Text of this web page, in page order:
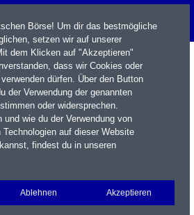
Portfolio Login
Börse! Um dir das bestmögliche
setzen wir auf unserer
dem Klicken auf "Akzeptieren"
dass wir Cookies oder
dürfen. Über den Button
der Verwendung der genannten
oder widersprechen.
und wie du der Verwendung von
auf dieser Website
findest du in unseren
Ablehnen Akzeptieren